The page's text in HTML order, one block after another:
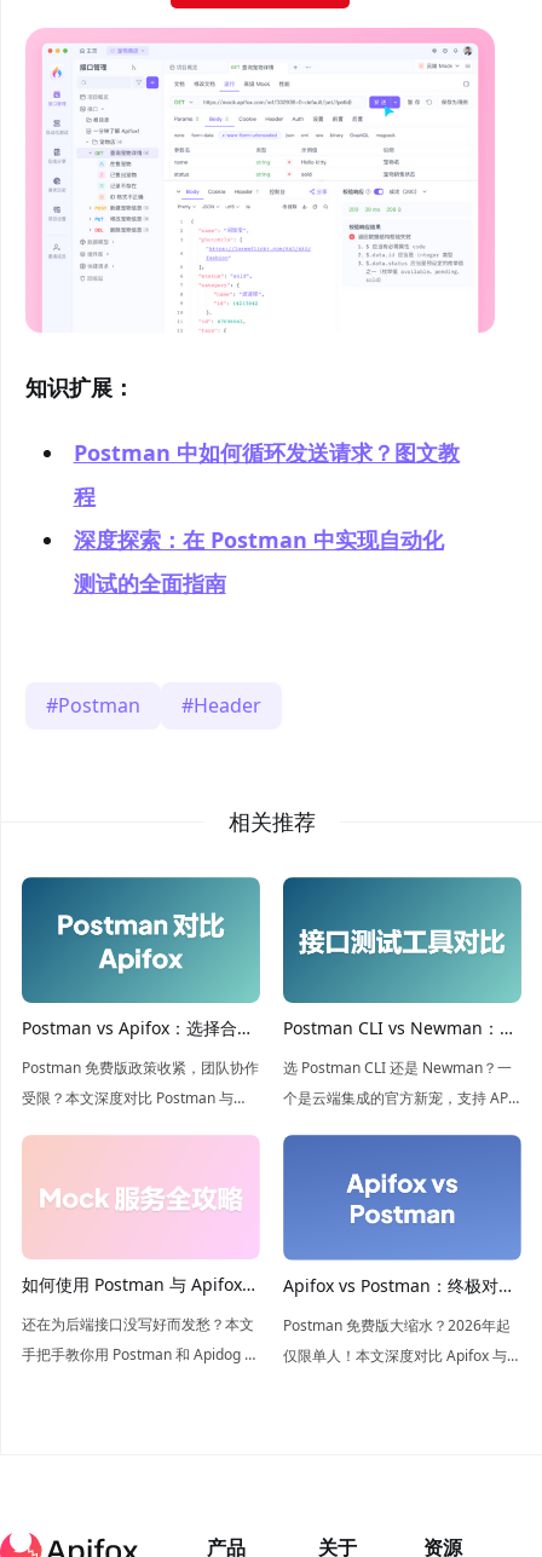
知识扩展：
Postman 中如何循环发送请求？图文教
程
深度探索：在 Postman 中实现自动化
测试的全面指南
Postman Header
相关推荐
Postman vs Apifox：选择合适
的 API 开发工具
Postman 免费版政策收紧，团队协作
受限？本文深度对比 Postman 与
借强大的团队协作与无限制测试成为
Postman CLI vs Newman：你
应该使用哪款命令行运行器？
选 Postman CLI 还是 Newman？一
个是云端集成的官方新宠，支持 API
异，帮你根据团队需求锁定最佳自动
化测试方案！
如何使用 Postman 与 Apifox
创建 mock 服务端？
还在为后端接口没写好而发愁？本文
手把手教你用 Postman 和 Apidog 搭
Apifox vs Postman：终极对比
指南
Postman 免费版大缩水？2026年起
仅限单人！本文深度对比 Apifox 与
产品 关于 资源